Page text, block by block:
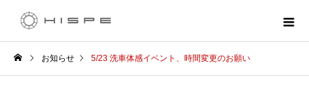
お知らせ 5/23 洗車体感イベント、時間変更のお願い